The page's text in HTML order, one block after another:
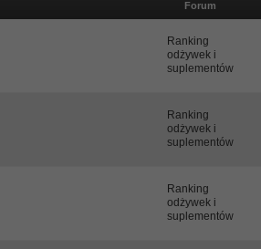
Forum
Ranking
odżywek i
suplementów
Ranking
odżywek i
suplementów
Ranking
odżywek i
suplementów